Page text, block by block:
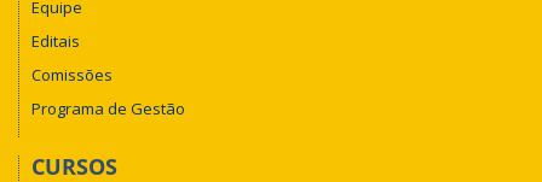
Equipe
Editais
Comissões
Programa de Gestão
CURSOS